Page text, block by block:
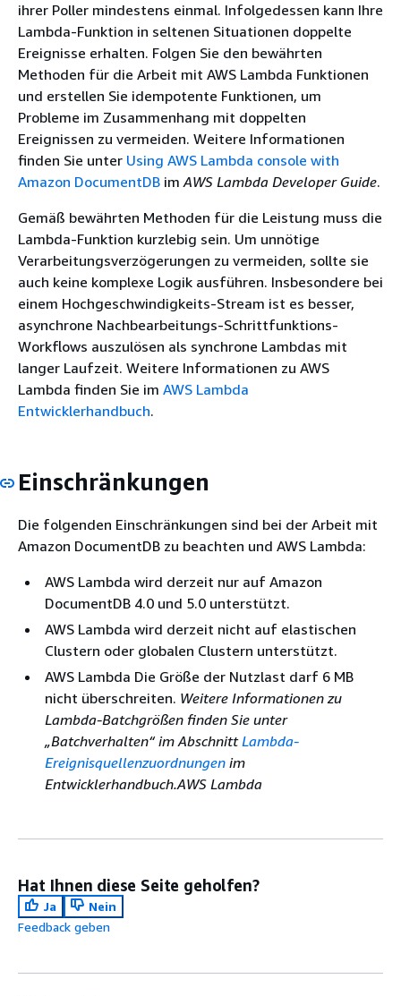
ihrer Poller mindestens einmal. Infolgedessen kann Ihre
Lambda-Funktion in seltenen Situationen doppelte
Ereignisse erhalten. Folgen Sie den bewährten
Methoden für die Arbeit mit AWS Lambda Funktionen
und erstellen Sie idempotente Funktionen, um
Probleme im Zusammenhang mit doppelten
Ereignissen zu vermeiden. Weitere Informationen
finden Sie unter Using AWS Lambda console with
Amazon DocumentDB imAWS Lambda Developer Guide.
Gemäß bewährten Methoden für die Leistung muss die
Lambda-Funktion kurzlebig sein. Um unnötige
Verarbeitungsverzögerungen zu vermeiden, sollte sie
auch keine komplexe Logik ausführen. Insbesondere bei
einem Hochgeschwindigkeits-Stream ist es besser,
asynchrone Nachbearbeitungs-Schrittfunktions-
Workflows auszulösen als synchrone Lambdas mit
langer Laufzeit. Weitere Informationen zu AWS
Lambda finden Sie im AWS Lambda
Entwicklerhandbuch.
Einschränkungen
Die folgenden Einschränkungen sind bei der Arbeit mit
Amazon DocumentDB zu beachten und AWS Lambda:
AWS Lambda wird derzeit nur auf Amazon
DocumentDB 4.0 und 5.0 unterstützt.
AWS Lambda wird derzeit nicht auf elastischen
Clustern oder globalen Clustern unterstützt.
AWS Lambda Die Größe der Nutzlast darf 6 MB
nicht überschreiten. Weitere Informationen zu
Lambda-Batchgrößen finden Sie unter
„Batchverhalten“ im Abschnitt Lambda-
Ereignisquellenzuordnungen im
Entwicklerhandbuch.AWS Lambda
Hat Ihnen diese Seite geholfen?
Ja
Nein
Feedback geben